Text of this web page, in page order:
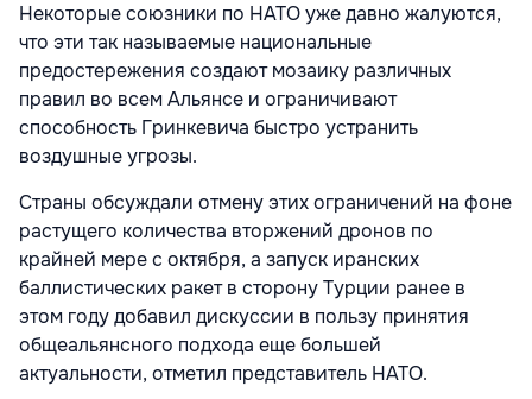
Некоторые союзники по НАТО уже давно жалуются,
что эти так называемые национальные
предостережения создают мозаику различных
правил во всем Альянсе и ограничивают
способность Гринкевича быстро устранить
воздушные угрозы.
Страны обсуждали отмену этих ограничений на фоне
растущего количества вторжений дронов по
крайней мере с октября, а запуск иранских
баллистических ракет в сторону Турции ранее в
этом году добавил дискуссии в пользу принятия
общеальянсного подхода еще большей
актуальности, отметил представитель НАТО.